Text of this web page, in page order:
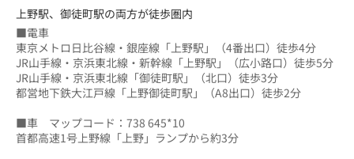
上野駅、御徒町駅の両方が徒歩圏内
■電車
東京メトロ日比谷線・銀座線「上野駅」（4番出口）徒歩4分
JR山手線・京浜東北線・新幹線「上野駅」（広小路口）徒歩5分
JR山手線・京浜東北線「御徒町駅」（北口）徒歩3分
都営地下鉄大江戸線「上野御徒町駅」（A8出口）徒歩2分
■車　マップコード：738 645*10
首都高速1号上野線「上野」ランプから約3分